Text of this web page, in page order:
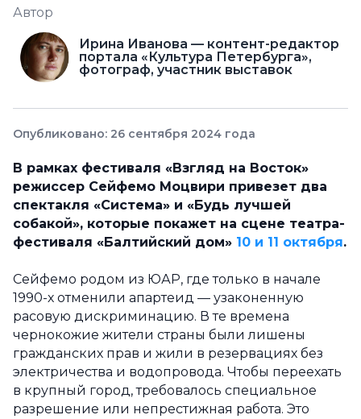
Автор
Ирина Иванова — контент-редактор
портала «Культура Петербурга»,
фотограф, участник выставок
Опубликовано: 26 сентября 2024 года
В рамках фестиваля «Взгляд на Восток»
режиссер Сейфемо Моцвири привезет два
спектакля «Система» и «Будь лучшей
собакой», которые покажет на сцене театра-
фестиваля «Балтийский дом» 10 и 11 октября.
Сейфемо родом из ЮАР, где только в начале
1990-х отменили апартеид — узаконенную
расовую дискриминацию. В те времена
чернокожие жители страны были лишены
гражданских прав и жили в резервациях без
электричества и водопровода. Чтобы переехать
в крупный город, требовалось специальное
разрешение или непрестижная работа. Это